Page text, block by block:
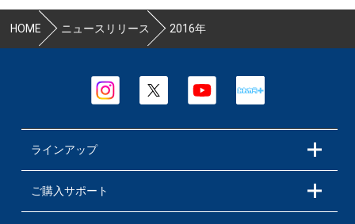
HOME ニュースリリース 2016年
ラインアップ
ご購入サポート